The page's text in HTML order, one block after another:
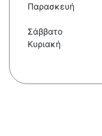
Παρασκευή
Σάββατο
Κυριακή